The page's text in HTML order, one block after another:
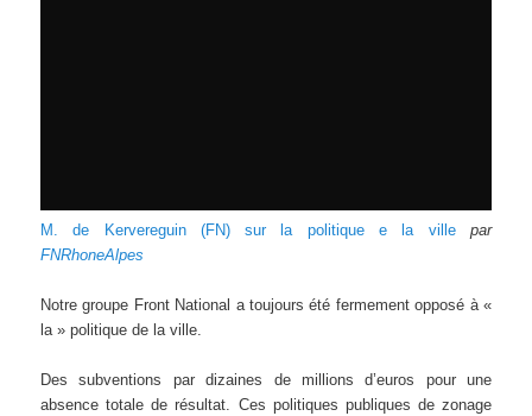
M. de Kervereguin (FN) sur la politique e la ville
par
FNRhoneAlpes
Notre groupe Front National a toujours été fermement opposé à «
la » politique de la ville.
Des subventions par dizaines de millions d’euros pour une
absence totale de résultat. Ces politiques publiques de zonage